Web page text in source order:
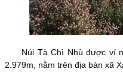
Núi Tà Chì Nhù được ví
2.979m, nằm trên địa bàn xã